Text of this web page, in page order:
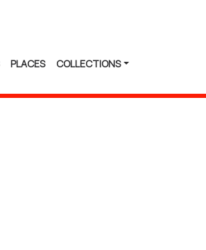
PLACES COLLECTIONS